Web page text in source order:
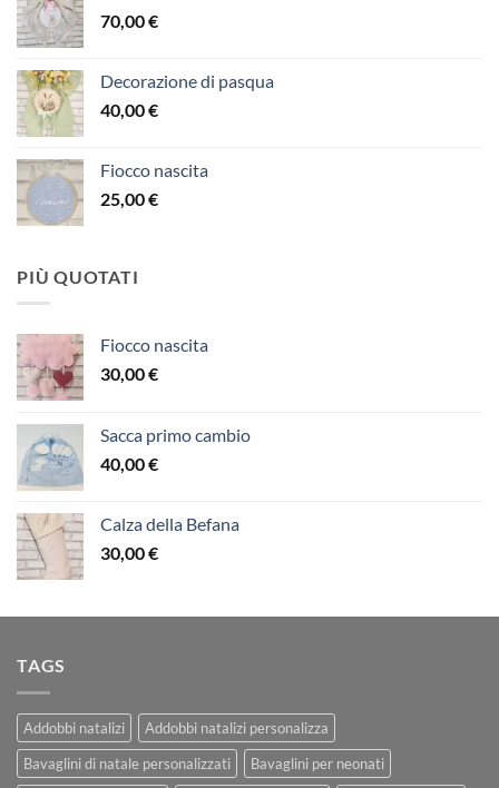
70,00€
Decorazione di pasqua
40,00€
Fiocco nascita
25,00€
PIÙ QUOTATI
Fiocco nascita
30,00€
Sacca primo cambio
40,00€
Calza della Befana
30,00€
TAGS
Addobbi natalizi
Addobbi natalizi personalizza
Bavaglini di natale personalizzati
Bavaglini per neonati